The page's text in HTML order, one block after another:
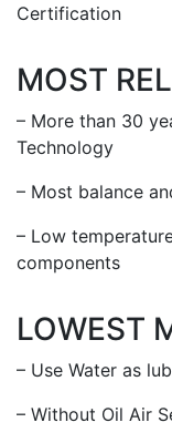
Certification
MOST
– More than 30
Technology
– Most balance
– Low
components
LOWEST
– Use Water as
– Without Oil Air